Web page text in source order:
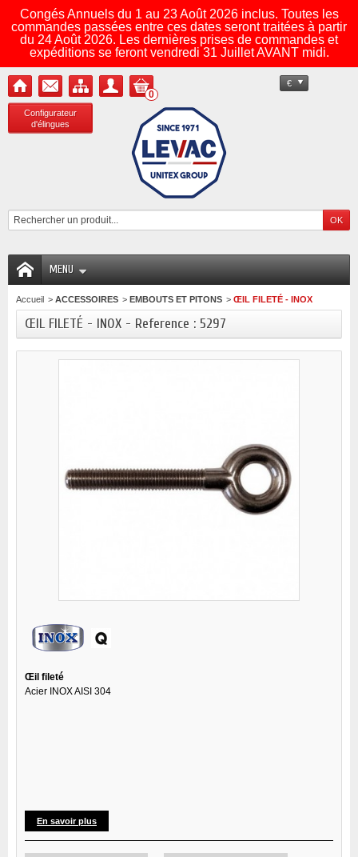
Congés Annuels du 1 au 23 Août 2026 inclus. Toutes les
commandes passées entre ces dates seront traitées à partir
du 24 Août 2026. Les dernières prises de commandes et
expéditions se feront vendredi 31 Juillet AVANT midi.
Configurateur
d'élingues
€
0
MENU
Accueil > ACCESSOIRES > EMBOUTS ET PITONS > ŒIL FILETÉ - INOX
ŒIL FILETÉ - INOX - Reference : 5297
Œil fileté
Acier INOX AISI 304
En savoir plus